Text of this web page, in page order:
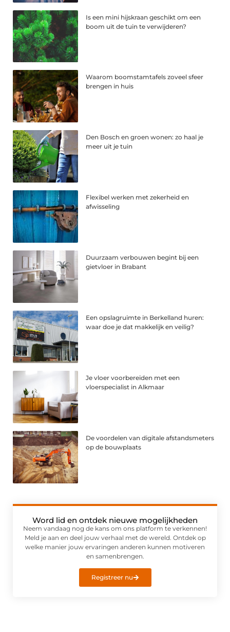
Is een mini hijskraan geschikt om een
boom uit de tuin te verwijderen?
Waarom boomstamtafels zoveel sfeer
brengen in huis
Den Bosch en groen wonen: zo haal je
meer uit je tuin
Flexibel werken met zekerheid en
afwisseling
Duurzaam verbouwen begint bij een
gietvloer in Brabant
Een opslagruimte in Berkelland huren:
waar doe je dat makkelijk en veilig?
Je vloer voorbereiden met een
vloerspecialist in Alkmaar
De voordelen van digitale afstandsmeters
op de bouwplaats
Word lid en ontdek nieuwe mogelijkheden
Neem vandaag nog de kans om ons platform te verkennen!
Meld je aan en deel jouw verhaal met de wereld. Ontdek op
welke manier jouw ervaringen anderen kunnen motiveren
en samenbrengen.
Registreer nu